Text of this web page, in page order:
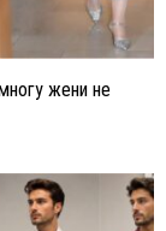
жени не